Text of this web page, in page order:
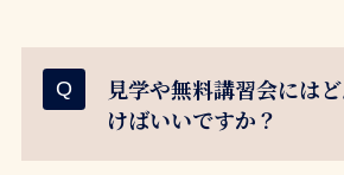
見学や無料講習会には
けばいいですか？